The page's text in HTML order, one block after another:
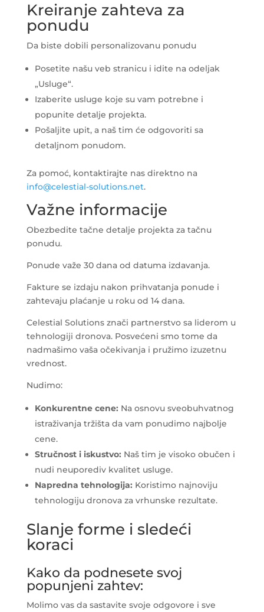
Kreiranje zahteva za
ponudu
Da biste dobili personalizovanu ponudu
Posetite našu veb stranicu i idite na odeljak
„Usluge“.
Izaberite usluge koje su vam potrebne i
popunite detalje projekta.
Pošaljite upit, a naš tim će odgovoriti sa
detaljnom ponudom.
Za pomoć, kontaktirajte nas direktno na
info@celestial-solutions.net.
Važne informacije
Obezbedite tačne detalje projekta za tačnu
ponudu.
Ponude važe 30 dana od datuma izdavanja.
Fakture se izdaju nakon prihvatanja ponude i
zahtevaju plaćanje u roku od 14 dana.
Celestial Solutions znači partnerstvo sa liderom u
tehnologiji dronova. Posvećeni smo tome da
nadmašimo vaša očekivanja i pružimo izuzetnu
vrednost.
Nudimo:
Konkurentne cene: Na osnovu sveobuhvatnog
istraživanja tržišta da vam ponudimo najbolje
cene.
Stručnost i iskustvo: Naš tim je visoko obučen i
nudi neuporediv kvalitet usluge.
Napredna tehnologija: Koristimo najnoviju
tehnologiju dronova za vrhunske rezultate.
Slanje forme i sledeći
koraci
Kako da podnesete svoj
popunjeni zahtev:
Molimo vas da sastavite svoje odgovore i sve